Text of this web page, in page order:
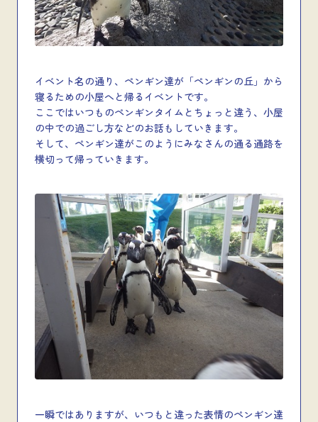
イベント名の通り、ペンギン達が「ペンギンの丘」から
寝るための小屋へと帰るイベントです。
ここではいつものペンギンタイムとちょっと違う、小屋
の中での過ごし方などのお話もしていきます。
そして、ペンギン達がこのようにみなさんの通る通路を
横切って帰っていきます。
一瞬ではありますが、いつもと違った表情のペンギン達